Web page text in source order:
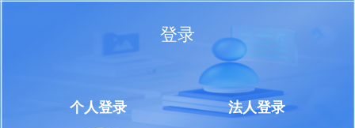
登录
个人登录 法人登录